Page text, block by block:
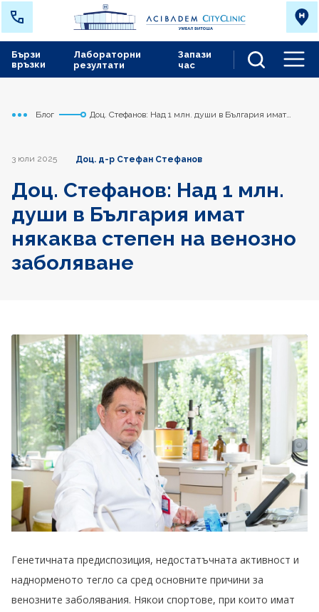
Лабораторни
резултати
Запази
час
Бързи
връзки
Начало
Сърдечно съдов център
Блог
Доц. Стефанов: Над 1 млн. души в България имат
3 юли 2025 Доц. д-р Стефан Стефанов
Доц. Стефанов: Над 1 млн.
души в България имат
някаква степен на венозно
заболяване
Генетичната предиспозиция, недостатъчната активност и
наднорменото тегло са сред основните причини за
венозните заболявания. Някои спортове, при които имат